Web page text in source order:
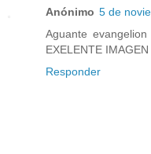
Anónimo 5 de
Aguante
EXELENTE IMAGEN
Responder